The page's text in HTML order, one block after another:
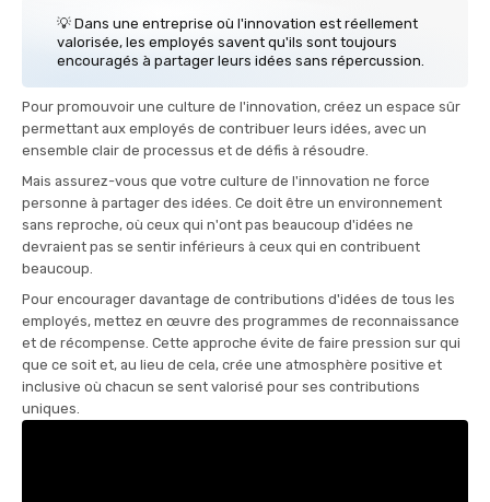
💡 Dans une entreprise où l'innovation est réellement
valorisée, les employés savent qu'ils sont toujours
encouragés à partager leurs idées sans répercussion.
Pour promouvoir une culture de l'innovation, créez un espace sûr
permettant aux employés de contribuer leurs idées, avec un
ensemble clair de processus et de défis à résoudre.
Mais assurez-vous que votre culture de l'innovation ne force
personne à partager des idées. Ce doit être un environnement
sans reproche, où ceux qui n'ont pas beaucoup d'idées ne
devraient pas se sentir inférieurs à ceux qui en contribuent
beaucoup.
Pour encourager davantage de contributions d'idées de tous les
employés, mettez en œuvre des programmes de reconnaissance
et de récompense. Cette approche évite de faire pression sur qui
que ce soit et, au lieu de cela, crée une atmosphère positive et
inclusive où chacun se sent valorisé pour ses contributions
uniques.